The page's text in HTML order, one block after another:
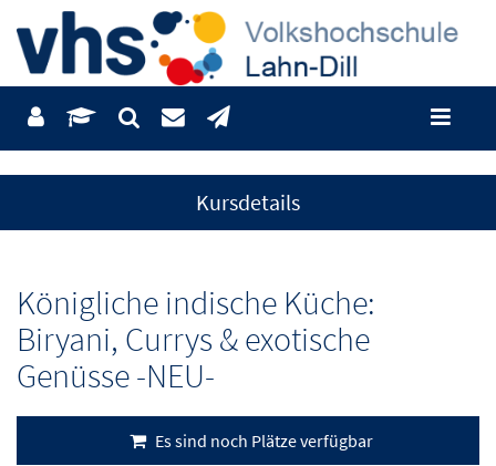
Kursdetails
Königliche indische Küche:
Biryani, Currys & exotische
Genüsse -NEU-
Es sind noch Plätze verfügbar